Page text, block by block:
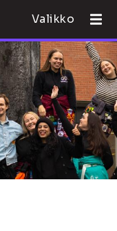
Valikko